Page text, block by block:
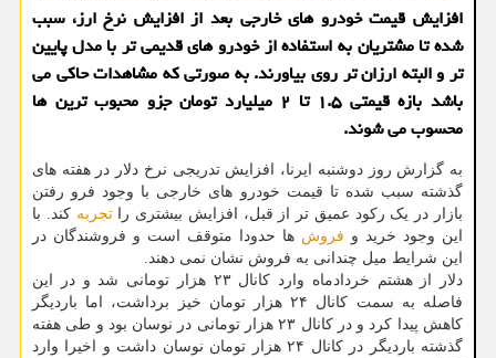
افزایش قیمت خودرو های خارجی بعد از افزایش نرخ ارز، سبب
شده تا مشتریان به استفاده از خودرو های قدیمی تر با مدل پایین
تر و البته ارزان تر روی بیاورند. به صورتی که مشاهدات حاکی می
باشد بازه قیمتی ۱.۵ تا ۲ میلیارد تومان جزو محبوب ترین ها
محسوب می شوند.
به گزارش روز دوشنبه ایرنا، افزایش تدریجی نرخ دلار در هفته های
گذشته سبب شده تا قیمت خودرو های خارجی با وجود فرو رفتن
بازار در یک رکود عمیق تر از قبل، افزایش بیشتری راتجربه کند. با
این وجود خرید و فروش ها حدودا متوقف است و فروشندگان در
این شرایط میل چندانی به فروش نشان نمی دهند.
دلار از هشتم خردادماه وارد کانال ۲۳ هزار تومانی شد و در این
فاصله به سمت کانال ۲۴ هزار تومان خیز برداشت، اما باردیگر
کاهش پیدا کرد و در کانال ۲۳ هزار تومانی در نوسان بود و طی هفته
گذشته باردیگر در کانال ۲۴ هزار تومان نوسان داشت و اخیرا وارد